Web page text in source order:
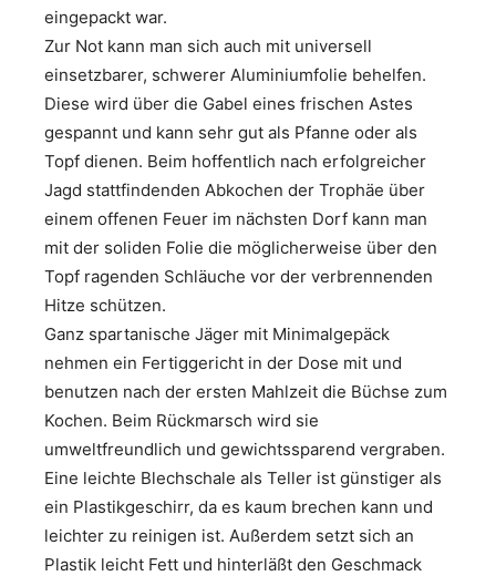
eingepackt war.
Zur Not kann man sich auch mit universell
einsetzbarer, schwerer Aluminiumfolie behelfen.
Diese wird über die Gabel eines frischen Astes
gespannt und kann sehr gut als Pfanne oder als
Topf dienen. Beim hoffentlich nach erfolgreicher
Jagd stattfindenden Abkochen der Trophäe über
einem offenen Feuer im nächsten Dorf kann man
mit der soliden Folie die möglicherweise über den
Topf ragenden Schläuche vor der verbrennenden
Hitze schützen.
Ganz spartanische Jäger mit Minimalgepäck
nehmen ein Fertiggericht in der Dose mit und
benutzen nach der ersten Mahlzeit die Büchse zum
Kochen. Beim Rückmarsch wird sie
umweltfreundlich und gewichtssparend vergraben.
Eine leichte Blechschale als Teller ist günstiger als
ein Plastikgeschirr, da es kaum brechen kann und
leichter zu reinigen ist. Außerdem setzt sich an
Plastik leicht Fett und hinterläßt den Geschmack